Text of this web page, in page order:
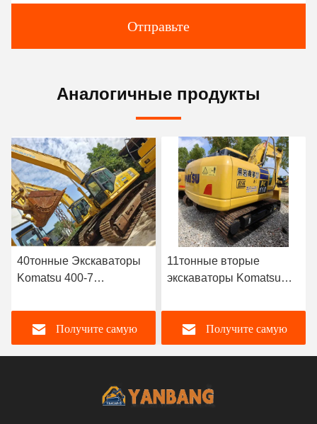
Отправьте
Аналогичные продукты
11тонные вторые
экскаваторы Komatsu
экскаваторы для
подъемаПолучите самую
Япония 5тонные
Экскаваторы Komatsu
строительства
отслеживание
Использование
Получите самую